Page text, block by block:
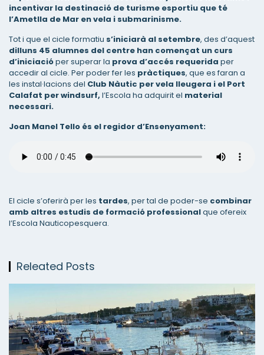
incentivar la destinació de turisme esportiu que té
l’Ametlla de Mar en vela i submarinisme.
Tot i que el cicle formatiu s’iniciarà al setembre, des d’aquest
dilluns 45 alumnes del centre han començat un curs
d’iniciacióper superar la prova d’accés requerida per
accedir al cicle. Per poder fer les pràctiques, que es faran a
les instal·lacions del Club Nàutic per vela lleugera i el Port
Calafat per windsurf, l’Escola ha adquirit el material
necessari.
Joan Manel Tello és el regidor d’Ensenyament:
El cicle s’oferirà per les tardes, per tal de poder-se combinar
amb altres estudis de formació professionalque ofereix
l’Escola Nauticopesquera.
Releated Posts